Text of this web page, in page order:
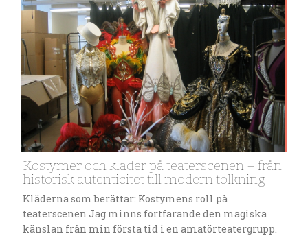
Kostymer och kläder på teaterscenen – från
historisk autenticitet till modern tolkning
Kläderna som berättar: Kostymens roll på
teaterscenen Jag minns fortfarande den magiska
känslan från min första tid i en amatörteatergrupp.